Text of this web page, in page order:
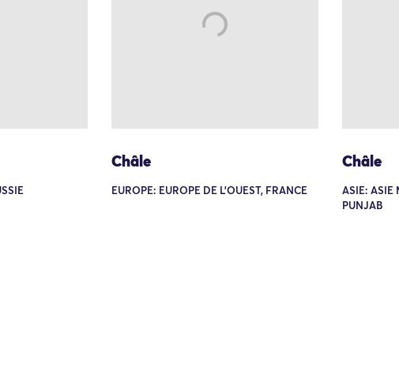
Châle
EUROPE: EUROPE DE L'OUEST, FRANCE
Châle
ASIE: ASIE
PUNJAB